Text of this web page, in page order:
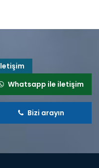
Whatsapp ile iletişim
Bizi arayın